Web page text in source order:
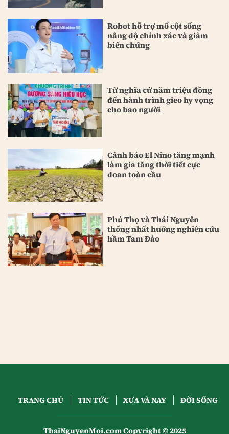
Robot hỗ trợ mổ cột sống
nâng độ chính xác và giảm
biến chứng
Từ nghĩa cử năm triệu đồng
đến hành trình gieo hy vọng
cho bao người
Cảnh báo El Nino tăng mạnh
làm gia tăng thời tiết cực
đoan toàn cầu
Phú Thọ và Thái Nguyên
thống nhất hướng nghiên cứu
hầm Tam Đảo
TRANG CHỦ TIN TỨC XƯA VÀ NAY ĐỜI SỐNG
ThaiNguyenMoi.com Copyright © 2025